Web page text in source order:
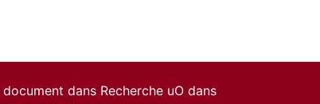
dans Recherche uO dans